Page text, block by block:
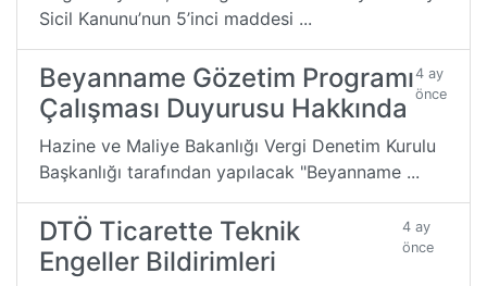
Sicil Kanunu’nun 5’inci maddesi ...
Beyanname Gözetim Programı
Çalışması Duyurusu Hakkında
4 ay
önce
Hazine ve Maliye Bakanlığı Vergi Denetim Kurulu
Başkanlığı tarafından yapılacak "Beyanname ...
DTÖ Ticarette Teknik
Engeller Bildirimleri
4 ay
önce